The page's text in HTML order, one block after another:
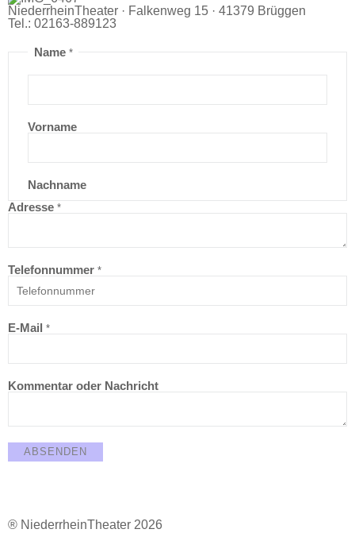
NiederrheinTheater · Falkenweg 15 · 41379 Brüggen
Tel.: 02163-889123
Name *
Vorname
Nachname
Adresse *
Telefonnummer *
E-Mail *
Kommentar oder Nachricht
ABSENDEN
® NiederrheinTheater 2026